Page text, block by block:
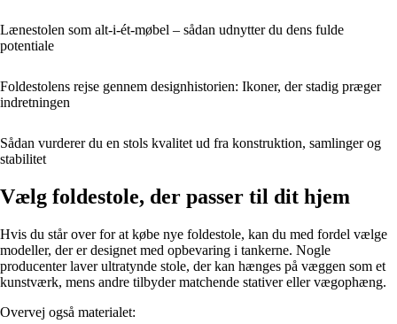
Lænestolen som alt-i-ét-møbel – sådan udnytter du dens fulde
potentiale
Foldestolens rejse gennem designhistorien: Ikoner, der stadig præger
indretningen
Sådan vurderer du en stols kvalitet ud fra konstruktion, samlinger og
stabilitet
Vælg foldestole, der passer til dit hjem
Hvis du står over for at købe nye foldestole, kan du med fordel vælge
modeller, der er designet med opbevaring i tankerne. Nogle
producenter laver ultratynde stole, der kan hænges på væggen som et
kunstværk, mens andre tilbyder matchende stativer eller vægophæng.
Overvej også materialet: